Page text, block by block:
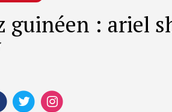
guinéen : ariel